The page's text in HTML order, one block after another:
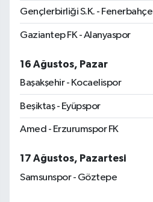
Gençlerbirliği S.K. - Fenerbahçe
Gaziantep FK - Alanyaspor
16 Ağustos, Pazar
Başakşehir - Kocaelispor
Beşiktaş - Eyüpspor
Amed - Erzurumspor FK
17 Ağustos, Pazartesi
Samsunspor - Göztepe